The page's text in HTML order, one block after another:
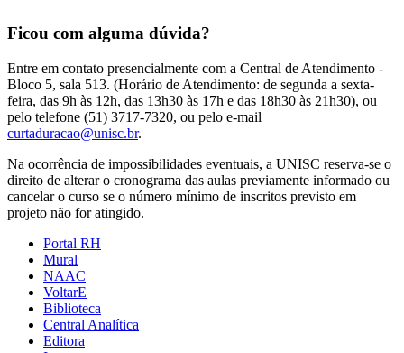
Ficou com alguma dúvida?
Entre em contato presencialmente com a Central de Atendimento -
Bloco 5, sala 513. (Horário de Atendimento: de segunda a sexta-
feira, das 9h às 12h, das 13h30 às 17h e das 18h30 às 21h30), ou
pelo telefone (51) 3717-7320, ou pelo e-mail
curtaduracao@unisc.br.
Na ocorrência de impossibilidades eventuais, a UNISC reserva-se o
direito de alterar o cronograma das aulas previamente informado ou
cancelar o curso se o número mínimo de inscritos previsto em
projeto não for atingido.
Portal RH
Mural
NAAC
VoltarE
Biblioteca
Central Analítica
Editora